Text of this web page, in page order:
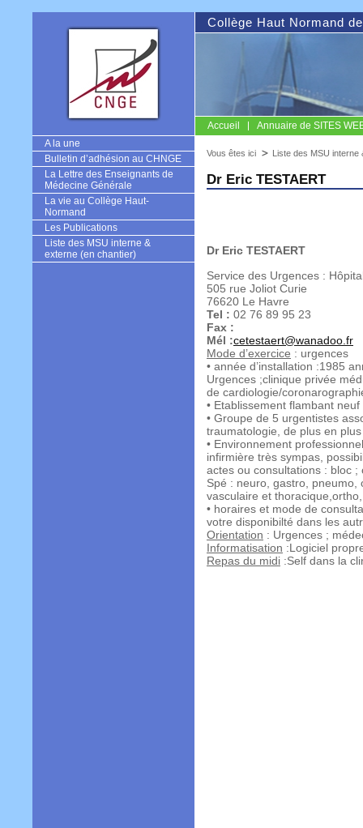
Collège Haut Normand
CNGE
Accueil
Annuaire de SITES
A la une
Bulletin d’adhésion au CHNGE
La Lettre des Enseignants de
Médecine Générale
La vie au Collège Haut-
Normand
Les Publications
Liste des MSU interne &
externe (en chantier)
Vous êtes ici Liste des MSU
Dr Eric TESTAERT
Dr Eric TESTAERT
Service des Urgences :
505 rue Joliot Curie
76620 Le Havre
Tel : 02 76 89 95 23
Fax :
Mél :cetestaert@wanadoo.fr
Mode d’exercice : urgences
• année d’installation :1985
Urgences ;clinique privée
de cardiologie/
• Etablissement flambant
• Groupe de 5 urgentistes
traumatologie, de plus en
• Environnement
infirmière très sympas,
actes ou consultations : bloc
Spé : neuro, gastro, pneumo,
vasculaire et
• horaires et mode de
votre disponibilté dans les
Orientation : Urgences ;
Informatisation :Logiciel
Repas du midi :Self dans la